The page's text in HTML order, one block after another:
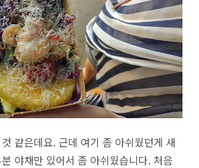
같은데요. 근데 여기 좀 아쉬웠던게 새
야채만 있어서 좀 아쉬웠습니다. 처음